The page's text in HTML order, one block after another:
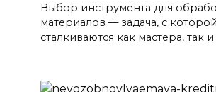
Выбор инструмента для
материалов — задача, с которой
сталкиваются как мастера, так